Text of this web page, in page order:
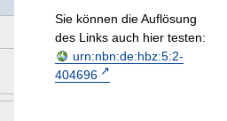
Sie können die Auflösung
des Links auch hier testen:
urn:nbn:de:hbz:5:2-
404696